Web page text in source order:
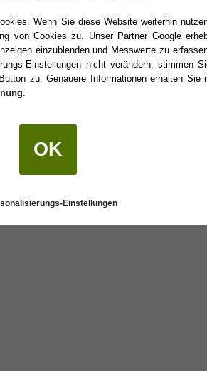
Wenn Sie diese Website weiterhin
von Cookies zu. Unser Partner Google
einzublenden und Messwerte zu
Einstellungen nicht verändern, stimmen
zu. Genauere Informationen erhalten Sie
.
OK
Einstellungen